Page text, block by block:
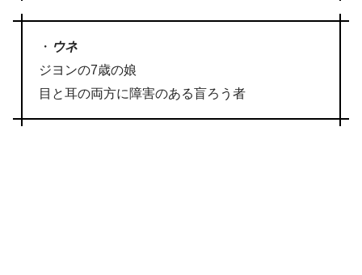
・ ウネ
ジヨンの7歳の娘
目と耳の両方に障害のある盲ろう者